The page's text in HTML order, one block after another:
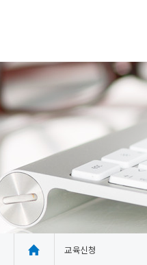
교육신청